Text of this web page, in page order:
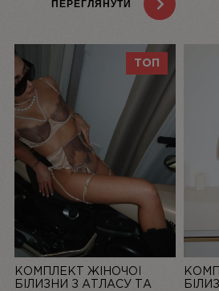
ПЕРЕГЛЯНУТИ
ТОП
КОМПЛЕКТ ЖІНОЧОЇ
БІЛИЗНИ З АТЛАСУ ТА